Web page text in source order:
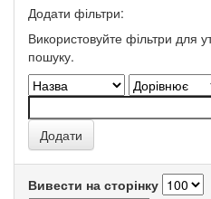
Додати фільтри:
Використовуйте фільтри для
пошуку.
Вивести на сторінку